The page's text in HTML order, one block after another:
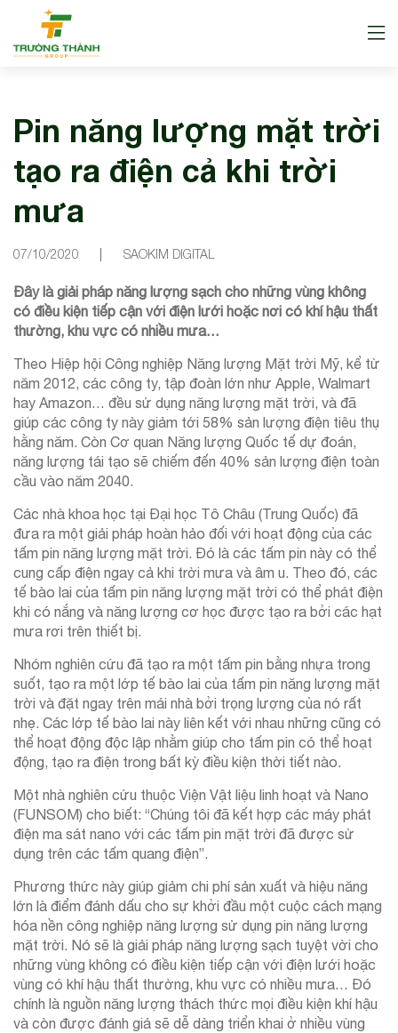
Pin năng lượng mặt trời
tạo ra điện cả khi trời
mưa
07/10/2020 SAOKIM DIGITAL
Đây là giải pháp năng lượng sạch cho những vùng không
có điều kiện tiếp cận với điện lưới hoặc nơi có khí hậu thất
thường, khu vực có nhiều mưa…
Theo Hiệp hội Công nghiệp Năng lượng Mặt trời Mỹ, kể từ
năm 2012, các công ty, tập đoàn lớn như Apple, Walmart
hay Amazon… đều sử dụng năng lượng mặt trời, và đã
giúp các công ty này giảm tới 58% sản lượng điện tiêu thụ
hằng năm. Còn Cơ quan Năng lượng Quốc tế dự đoán,
năng lượng tái tạo sẽ chiếm đến 40% sản lượng điện toàn
cầu vào năm 2040.
Các nhà khoa học tại Đại học Tô Châu (Trung Quốc) đã
đưa ra một giải pháp hoàn hảo đối với hoạt động của các
tấm pin năng lượng mặt trời. Đó là các tấm pin này có thể
cung cấp điện ngay cả khi trời mưa và âm u. Theo đó, các
tế bào lai của tấm pin năng lượng mặt trời có thể phát điện
khi có nắng và năng lượng cơ học được tạo ra bởi các hạt
mưa rơi trên thiết bị.
Nhóm nghiên cứu đã tạo ra một tấm pin bằng nhựa trong
suốt, tạo ra một lớp tế bào lai của tấm pin năng lượng mặt
trời và đặt ngay trên mái nhà bởi trọng lượng của nó rất
nhẹ. Các lớp tế bào lai này liên kết với nhau những cũng có
thể hoạt động độc lập nhằm giúp cho tấm pin có thể hoạt
động, tạo ra điện trong bất kỳ điều kiện thời tiết nào.
Một nhà nghiên cứu thuộc Viện Vật liệu linh hoạt và Nano
(FUNSOM) cho biết: “Chúng tôi đã kết hợp các máy phát
điện ma sát nano với các tấm pin mặt trời đã được sử
dụng trên các tấm quang điện”.
Phương thức này giúp giảm chi phí sản xuất và hiệu năng
lớn là điểm đánh dấu cho sự khởi đầu một cuộc cách mạng
hóa nền công nghiệp năng lượng sử dụng pin năng lượng
mặt trời. Nó sẽ là giải pháp năng lượng sạch tuyệt vời cho
những vùng không có điều kiện tiếp cận với điện lưới hoặc
vùng có khí hậu thất thường, khu vực có nhiều mưa… Đó
chính là nguồn năng lượng thách thức mọi điều kiện khí hậu
và còn được đánh giá sẽ dễ dàng triển khai ở nhiều vùng